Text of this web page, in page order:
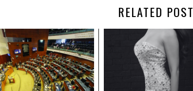
RELATED